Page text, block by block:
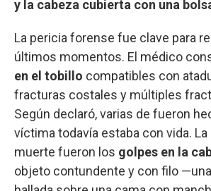
y la cabeza cubierta con una
La pericia forense fue clave para
últimos momentos. El médico
en el tobillo compatibles con
fracturas costales y múltiples
Según declaró, varias de fueron
víctima todavía estaba con vida. La
muerte fueron los golpes en la
objeto contundente y con filo